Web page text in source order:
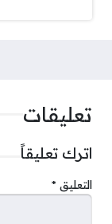
تعليقات
اترك تعليقاً
التعليق *